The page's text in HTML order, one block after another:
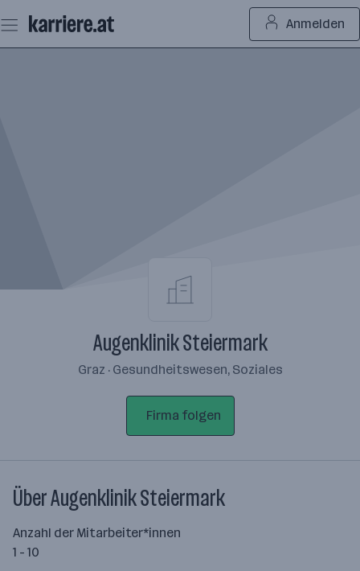
Seiteninhalt
springen
Anmelden
Augenklinik Steiermark
Graz · Gesundheitswesen, Soziales
Firma folgen
Über Augenklinik Steiermark
Anzahl der Mitarbeiter*innen
1 - 10